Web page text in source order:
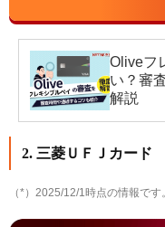
Oliveフ
い？審
解説
2. 三菱ＵＦＪカード
（*）2025/12/1時点の情報です。